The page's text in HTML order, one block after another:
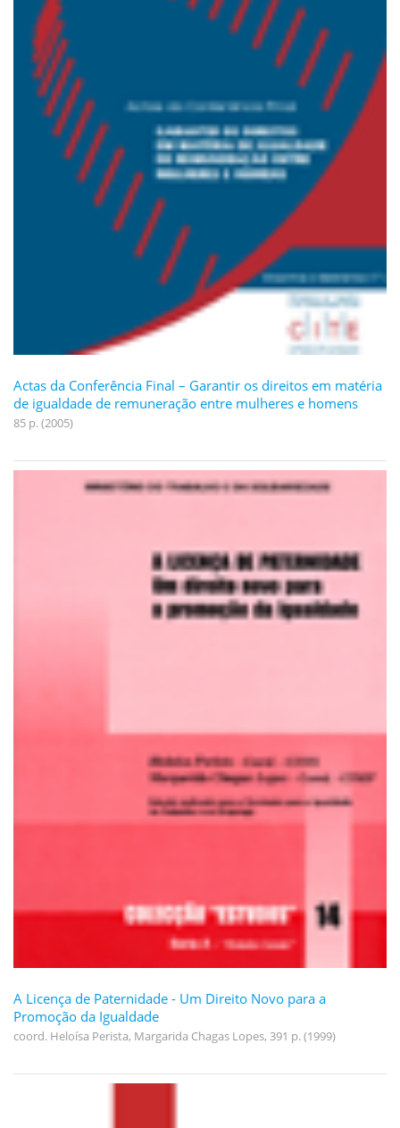
Actas da Conferência Final – Garantir os direitos em matéria
de igualdade de remuneração entre mulheres e homens
85 p. (2005)
A Licença de Paternidade - Um Direito Novo para a
Promoção da Igualdade
coord. Heloísa Perista, Margarida Chagas Lopes, 391 p. (1999)